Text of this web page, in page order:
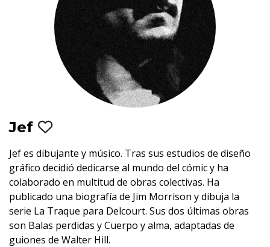
Jef
Jef es dibujante y músico. Tras sus estudios de diseño
gráfico decidió dedicarse al mundo del cómic y ha
colaborado en multitud de obras colectivas. Ha
publicado una biografía de Jim Morrison y dibuja la
serie La Traque para Delcourt. Sus dos últimas obras
son Balas perdidas y Cuerpo y alma, adaptadas de
guiones de Walter Hill.